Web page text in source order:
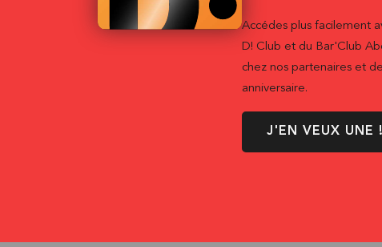
Accédes plus facilement
D! Club et du Bar'Club
chez nos partenaires et
anniversaire.
J'EN VEUX UNE !